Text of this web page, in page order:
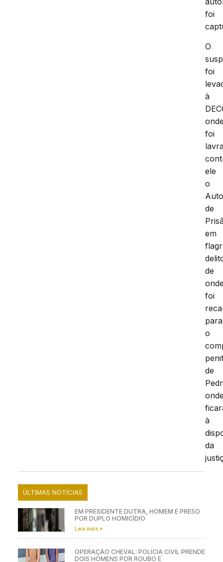
foi
O
foi
à
foi
ele
o
de
em
de
foi
para
o
de
à
da
ÚLTIMAS NOTÍCIAS
EM PRESIDENTE DUTRA, HOMEM É PRESO
POR DUPLO HOMICÍDIO
Leia mais »
OPERAÇÃO CHEVAL: POLÍCIA CIVIL PRENDE
DOIS HOMENS POR ROUBO E